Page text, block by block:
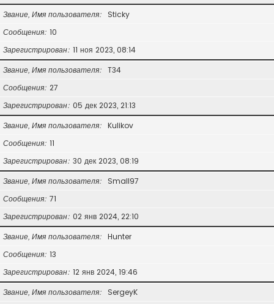
Звание, Имя пользователя
Sticky
Сообщения 10
Зарегистрирован 11 ноя 2023, 08:14
Звание, Имя пользователя
T34
Сообщения 27
Зарегистрирован 05 дек 2023, 21:13
Звание, Имя пользователя
Kulikov
Сообщения 11
Зарегистрирован 30 дек 2023, 08:19
Звание, Имя пользователя
Small97
Сообщения 71
Зарегистрирован 02 янв 2024, 22:10
Звание, Имя пользователя
Hunter
Сообщения 13
Зарегистрирован 12 янв 2024, 19:46
Звание, Имя пользователя
SergeyK